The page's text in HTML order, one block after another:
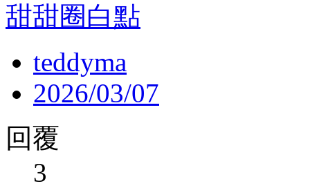
甜甜圈白點
teddyma
2026/03/07
回覆
3